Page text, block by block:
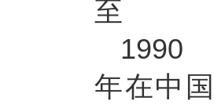
至
1990
年在中